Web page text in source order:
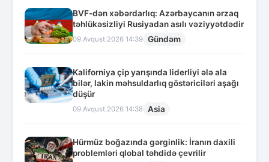
BVF-dən xəbərdarlıq: Azərbaycanın ərzaq
təhlükəsizliyi Rusiyadan asılı vəziyyətdədir
09.Avqust.2026 14:39 Gündəm
Kaliforniya çip yarışında liderliyi ələ ala
bilər, lakin məhsuldarlıq göstəriciləri aşağı
düşür
09.Avqust.2026 14:38 Asia
Hürmüz boğazında gərginlik: İranın daxili
problemləri qlobal təhdidə çevrilir